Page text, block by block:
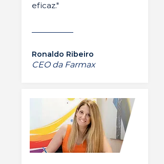
eficaz."
Ronaldo Ribeiro
CEO da Farmax